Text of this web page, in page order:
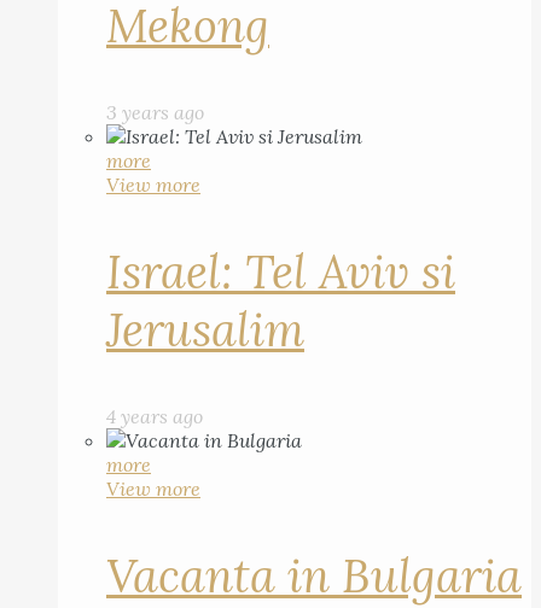
Mekong
3 years ago
more
View more
Israel: Tel Aviv si
Jerusalim
4 years ago
more
View more
Vacanta in Bulgaria